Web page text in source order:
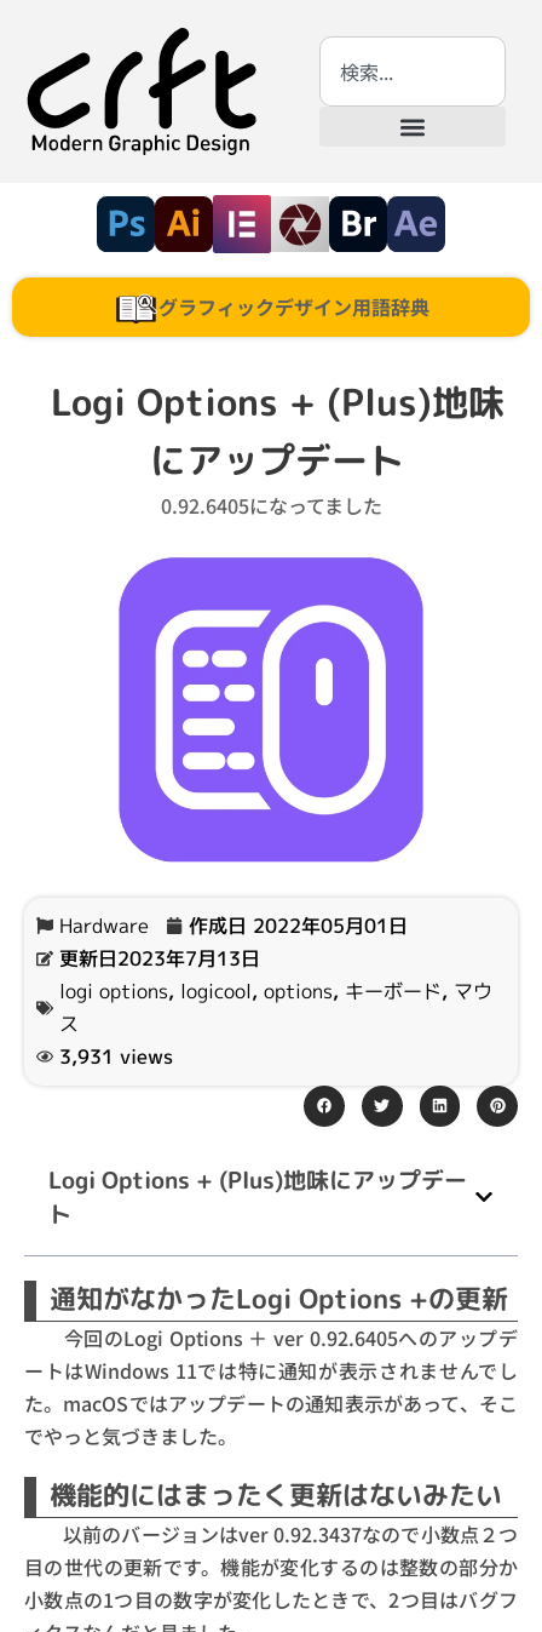
グラフィックデザイン用語辞典
Logi Options + (Plus)地味
にアップデート
0.92.6405になってました
Hardware 作成日 2022年05月01日
更新日2023年7月13日
logi options, logicool, options, キーボード, マウ
ス
3,931 views
Logi Options + (Plus)地味にアップデー
ト
通知がなかったLogi Options +の更新
今回のLogi Options ＋ ver 0.92.6405へのアップデ
ートはWindows 11では特に通知が表示されませんでし
た。macOSではアップデートの通知表示があって、そこ
でやっと気づきました。
機能的にはまったく更新はないみたい
以前のバージョンはver 0.92.3437なので小数点２つ
目の世代の更新です。機能が変化するのは整数の部分か
小数点の1つ目の数字が変化したときで、2つ目はバグフ